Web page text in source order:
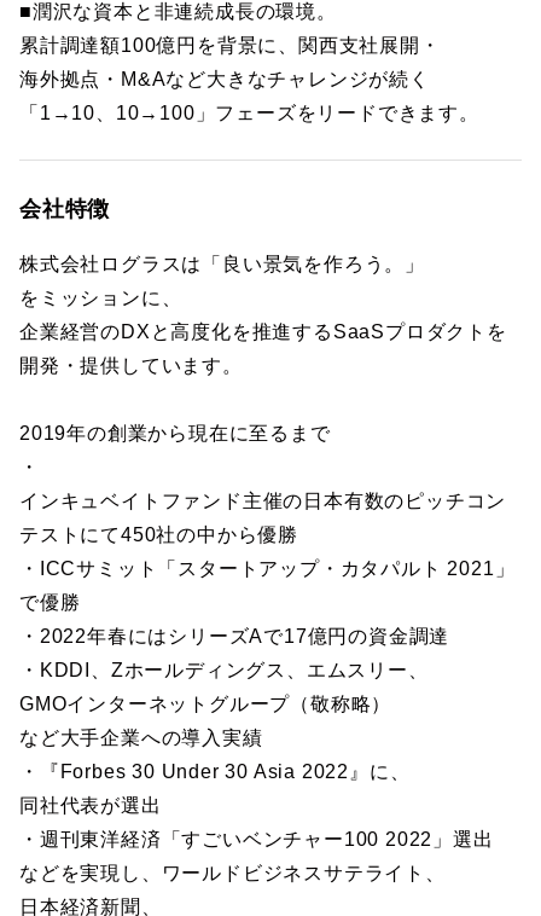
■潤沢な資本と非連続成長の環境。
累計調達額100億円を背景に、関西支社展開・
海外拠点・M&Aなど大きなチャレンジが続く
「1→10、10→100」フェーズをリードできます。
会社特徴
株式会社ログラスは「良い景気を作ろう。」
をミッションに、
企業経営のDXと高度化を推進するSaaSプロダクトを
開発・提供しています。
2019年の創業から現在に至るまで
・
インキュベイトファンド主催の日本有数のピッチコン
テストにて450社の中から優勝
・ICCサミット「スタートアップ・カタパルト 2021」
で優勝
・2022年春にはシリーズAで17億円の資金調達
・KDDI、Zホールディングス、エムスリー、
GMOインターネットグループ（敬称略）
など大手企業への導入実績
・『Forbes 30 Under 30 Asia 2022』に、
同社代表が選出
・週刊東洋経済「すごいベンチャー100 2022」選出
などを実現し、ワールドビジネスサテライト、
日本経済新聞、